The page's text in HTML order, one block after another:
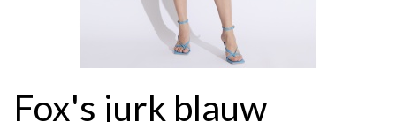
Fox's jurk blauw